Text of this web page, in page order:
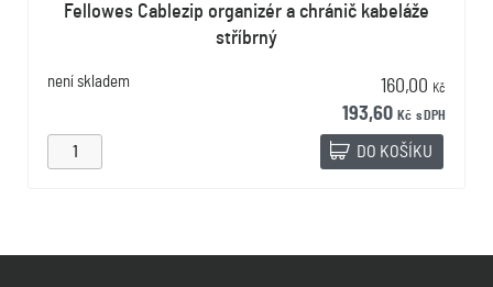
Fellowes Cablezip organizér a chránič kabeláže
stříbrný
není skladem 160,00 Kč
193,60 Kč s DPH
DO KOŠÍKU